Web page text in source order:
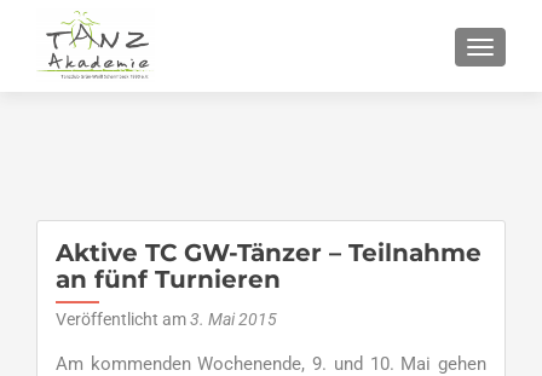
Aktive TC GW-Tänzer – Teilnahme
an fünf Turnieren
Veröffentlicht am3. Mai 2015
Am kommenden Wochenende, 9. und 10. Mai gehen